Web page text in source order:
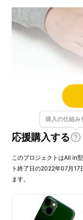
マグネット
応援購入する
購入の仕組み
このプロジェクトはAll in
ト終了日の2022年07月17
ます。